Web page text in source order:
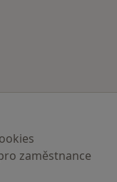
zaměstnance